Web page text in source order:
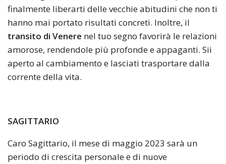
finalmente liberarti delle vecchie abitudini che non ti
hanno mai portato risultati concreti. Inoltre, il
transito di Venere nel tuo segno favorirà le relazioni
amorose, rendendole più profonde e appaganti. Sii
aperto al cambiamento e lasciati trasportare dalla
corrente della vita.
SAGITTARIO
Caro Sagittario, il mese di maggio 2023 sarà un
periodo di crescita personale e di nuove